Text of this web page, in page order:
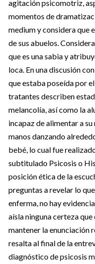
agitación psicomotriz,
momentos de
medium y considera que
de sus abuelos.
que es una sabia y
loca. En una discusión
que estaba poseída por
tratantes describen
melancolía, así como la
incapaz de alimentar a
manos danzando
bebé, lo cual fue
subtitulado Psicosis o
posición ética de la
preguntas a revelar lo
enferma, no hay
aísla ninguna certeza
mantener la enunciación
resalta al final de la
diagnóstico de psicosis